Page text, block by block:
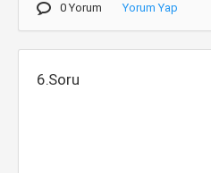
0 Yorum Yorum Yap
6.Soru